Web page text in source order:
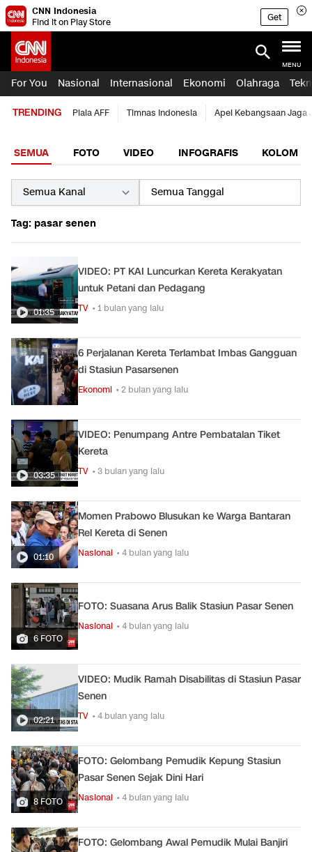
CNN Indonesia
Find it on Play Store
Get
MENU
For You Nasional Internasional Ekonomi Olahraga
TRENDING Piala AFF Timnas Indonesia Apel Kebangsaan Jaga
SEMUA FOTO VIDEO INFOGRAFIS KOLOM
Tag: pasar senen
01:35
VIDEO: PT KAI Luncurkan Kereta Kerakyatan
untuk Petani dan Pedagang
TV • 1 bulan yang lalu
6 Perjalanan Kereta Terlambat Imbas Gangguan
di Stasiun Pasarsenen
Ekonomi • 2 bulan yang lalu
03:35
VIDEO: Penumpang Antre Pembatalan Tiket
Kereta
TV • 3 bulan yang lalu
01:10
Momen Prabowo Blusukan ke Warga Bantaran
Rel Kereta di Senen
Nasional • 4 bulan yang lalu
6 FOTO
FOTO: Suasana Arus Balik Stasiun Pasar Senen
Nasional • 4 bulan yang lalu
02:21
VIDEO: Mudik Ramah Disabilitas di Stasiun Pasar
Senen
TV • 4 bulan yang lalu
8 FOTO
FOTO: Gelombang Pemudik Kepung Stasiun
Pasar Senen Sejak Dini Hari
Nasional • 4 bulan yang lalu
FOTO: Gelombang Awal Pemudik Mulai Banjiri